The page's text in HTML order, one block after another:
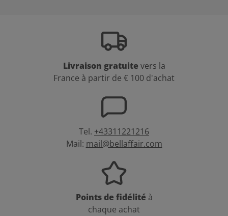
Livraison gratuite vers la
France à partir de € 100 d'achat
Tel. +43311221216
Mail: mail@bellaffair.com
Points de fidélité à
chaque achat